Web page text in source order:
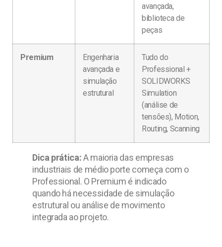
avançada,
biblioteca de
peças
Premium
Engenharia
avançada e
simulação
estrutural
Tudo do
Professional +
SOLIDWORKS
Simulation
(análise de
tensões), Motion,
Routing, Scanning
Dica prática:A maioria das empresas
industriais de médio porte começa com o
Professional. O Premium é indicado
quando há necessidade de simulação
estrutural ou análise de movimento
integrada ao projeto.